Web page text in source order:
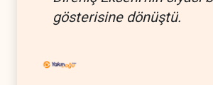
gösterisine dönüştü.